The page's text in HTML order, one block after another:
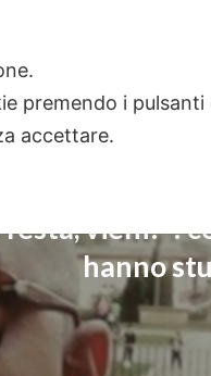
festa, vieni?”:
hanno
premendo i pulsanti
accettare.